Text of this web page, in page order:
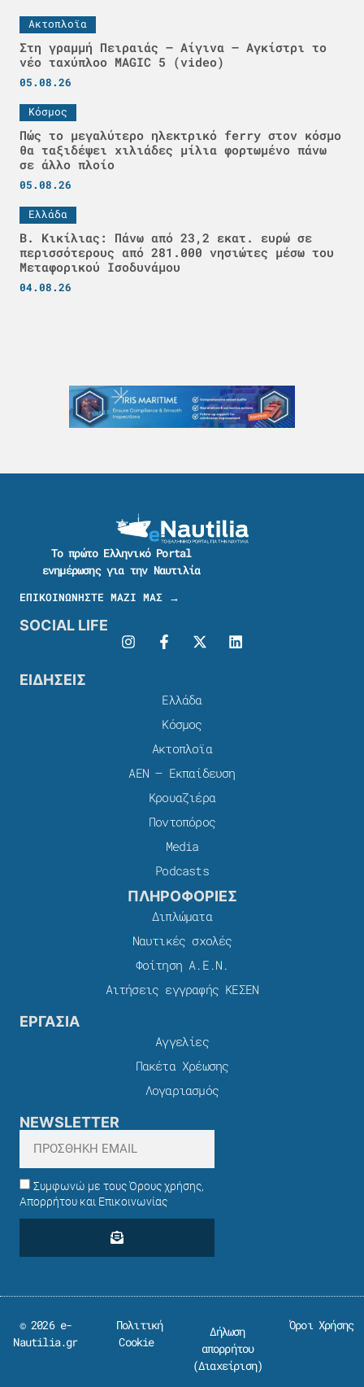
Ακτοπλοϊα
Στη γραμμή Πειραιάς – Αίγινα – Αγκίστρι το
νέο ταχύπλοο MAGIC 5 (video)
05.08.26
Κόσμος
Πώς το μεγαλύτερο ηλεκτρικό ferry στον κόσμο
θα ταξιδέψει χιλιάδες μίλια φορτωμένο πάνω
σε άλλο πλοίο
05.08.26
Ελλάδα
Β. Κικίλιας: Πάνω από 23,2 εκατ. ευρώ σε
περισσότερους από 281.000 νησιώτες μέσω του
Μεταφορικού Ισοδυνάμου
04.08.26
Το πρώτο Ελληνικό Portal
ενημέρωσης για την Ναυτιλία
ΕΠΙΚΟΙΝΩΝΗΣΤΕ ΜΑΖΙ ΜΑΣ →
SOCIAL LIFE
ΕΙΔΗΣΕΙΣ
Ελλάδα
Κόσμος
Ακτοπλοϊα
ΑΕΝ – Εκπαίδευση
Κρουαζιέρα
Ποντοπόρος
Media
Podcasts
ΠΛΗΡΟΦΟΡΙΕΣ
Διπλώματα
Ναυτικές σχολές
Φοίτηση Α.Ε.Ν.
Αιτήσεις εγγραφής ΚΕΣΕΝ
ΕΡΓΑΣΙΑ
Αγγελίες
Πακέτα Χρέωσης​
Λογαριασμός
NEWSLETTER
Συμφωνώ με τους Όρους χρήσης,
Απορρήτου και Επικοινωνίας
© 2026 e-
Nautilia.gr
Πολιτική
Cookie
Δήλωση
απορρήτου
(Διαχείριση)
Όροι Χρήσης